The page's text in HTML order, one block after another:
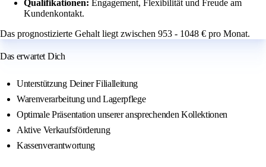
Qualifikationen: Engagement, Flexibilität und Freude am
Kundenkontakt.
Das prognostizierte Gehalt liegt zwischen 953 - 1048 € pro Monat.
Das erwartet Dich
Unterstützung Deiner Filialleitung
Warenverarbeitung und Lagerpflege
Optimale Präsentation unserer ansprechenden Kollektionen
Aktive Verkaufsförderung
Kassenverantwortung